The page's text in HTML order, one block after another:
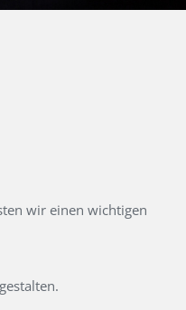
wir einen wichtigen